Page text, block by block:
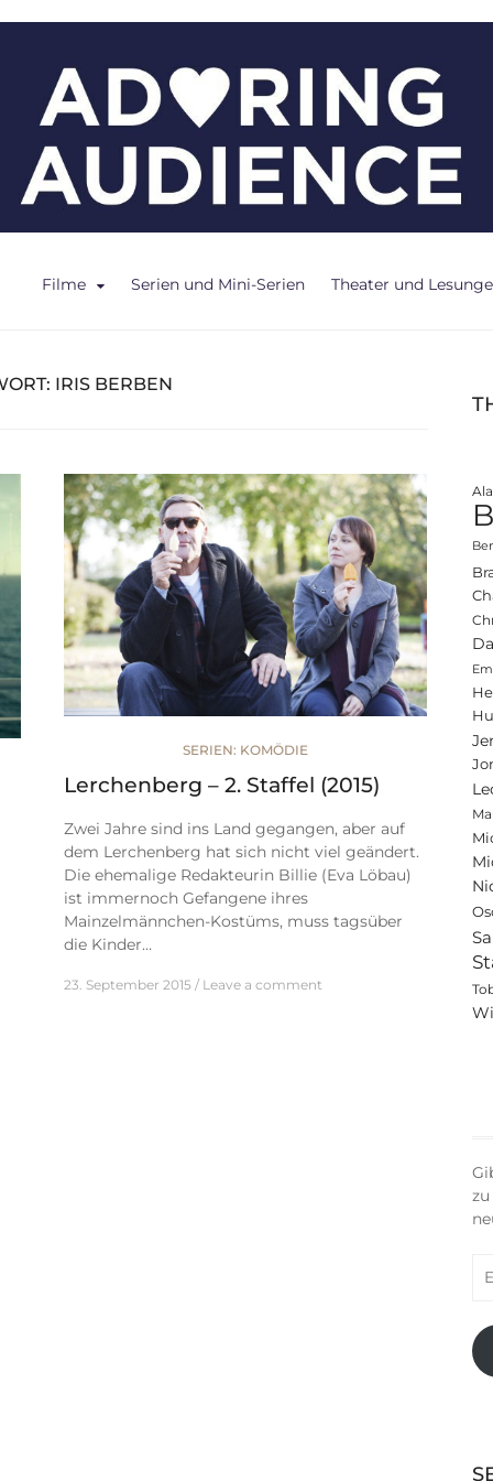
Filme Serien und Mini-Serien Theater und
IRIS BERBEN
SERIEN: KOMÖDIE
Lerchenberg – 2. Staffel (2015)
Zwei Jahre sind ins Land gegangen, aber auf
dem Lerchenberg hat sich nicht viel geändert.
Die ehemalige Redakteurin Billie (Eva Löbau)
ist immernoch Gefangene ihres
Mainzelmännchen-Kostüms, muss tagsüber
die Kinder…
23. September 2015 Leave a comment